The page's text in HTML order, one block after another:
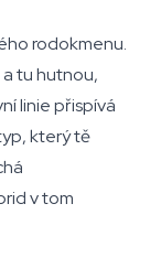
rodokmenu.
tu hutnou,
linie přispívá
který tě
v tom